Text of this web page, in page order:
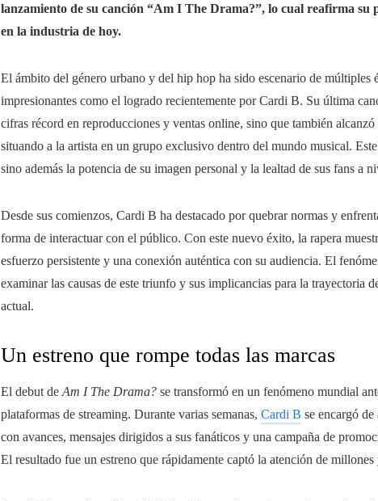
lanzamiento de su canción “Am I The Drama?”, lo cual reafirma su
en la industria de hoy.
El ámbito del género urbano y del hip hop ha sido escenario de múltiples
impresionantes como el logrado recientemente por Cardi B. Su última
cifras récord en reproducciones y ventas online, sino que también
situando a la artista en un grupo exclusivo dentro del mundo musical.
sino además la potencia de su imagen personal y la lealtad de sus fans a
Desde sus comienzos, Cardi B ha destacado por quebrar normas y
forma de interactuar con el público. Con este nuevo éxito, la rapera
esfuerzo persistente y una conexión auténtica con su audiencia. El
examinar las causas de este triunfo y sus implicancias para la trayectoria
actual.
Un estreno que rompe todas las marcas
El debut de Am I The Drama? se transformó en un fenómeno mundial
plataformas de streaming. Durante varias semanas, Cardi B se encargó
con avances, mensajes dirigidos a sus fanáticos y una campaña de
El resultado fue un estreno que rápidamente captó la atención de